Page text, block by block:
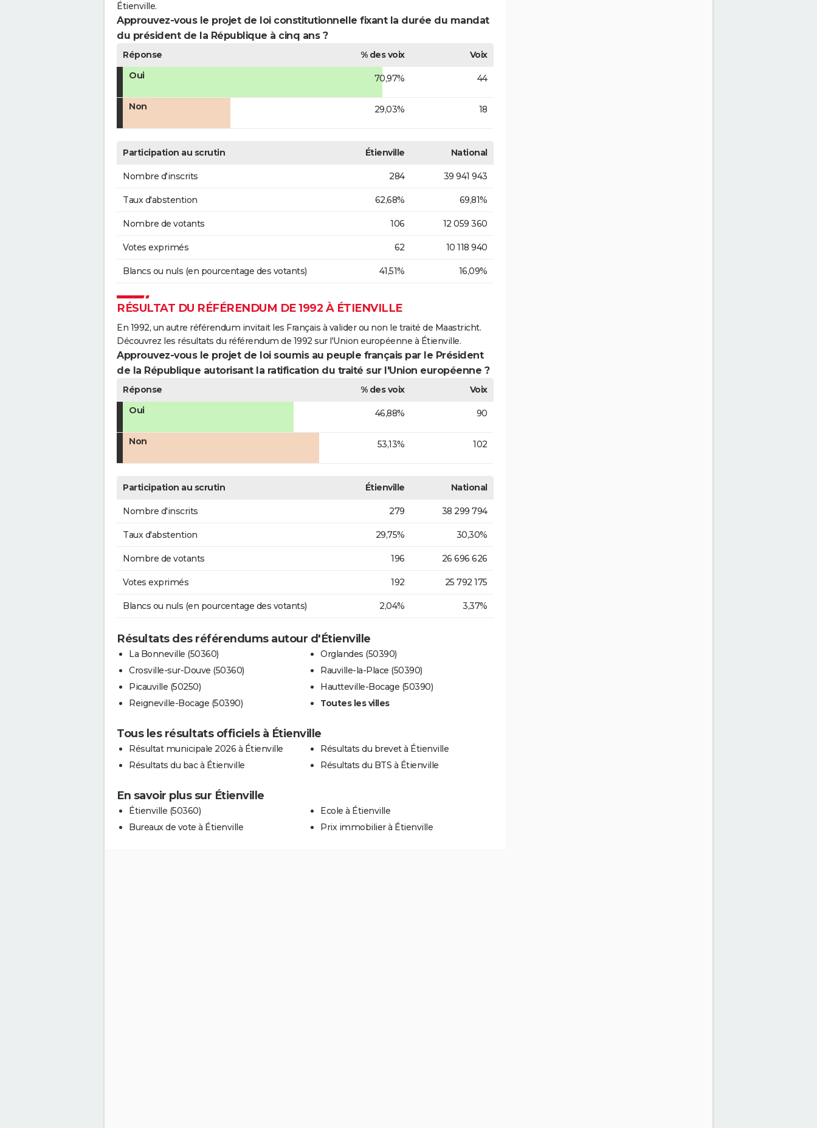
Étienville.
Approuvez-vous le projet de loi constitutionnelle fixant la durée du mandat
du président de la République à cinq ans ?
Réponse % des voix
Voix
Oui
70,97% 44
Non 29,03% 18
Participation au scrutin Étienville National
Nombre d'inscrits 284 39 941 943
Taux d'abstention 62,68% 69,81%
Nombre de votants 106 12 059 360
Votes exprimés 62 10 118 940
Blancs ou nuls (en pourcentage des votants) 41,51% 16,09%
RÉSULTAT DU RÉFÉRENDUM DE 1992 À ÉTIENVILLE
En 1992, un autre référendum invitait les Français à valider ou non le traité de Maastricht.
Découvrez les résultats du référendum de 1992 sur l'Union européenne à Étienville.
Approuvez-vous le projet de loi soumis au peuple français par le Président
de la République autorisant la ratification du traité sur l'Union européenne ?
Réponse % des voix
Voix
Oui
46,88% 90
Non 53,13% 102
Participation au scrutin Étienville National
Nombre d'inscrits 279 38 299 794
Taux d'abstention 29,75% 30,30%
Nombre de votants 196 26 696 626
Votes exprimés 192 25 792 175
Blancs ou nuls (en pourcentage des votants) 2,04% 3,37%
Résultats des référendums autour d'Étienville
La Bonneville (50360)
Crosville-sur-Douve (50360)
Picauville (50250)
Reigneville-Bocage (50390)
Orglandes (50390)
Rauville-la-Place (50390)
Hautteville-Bocage (50390)
Toutes les villes
Tous les résultats officiels à Étienville
Résultat municipale 2026 à Étienville
Résultats du bac à Étienville
Résultats du brevet à Étienville
Résultats du BTS à Étienville
En savoir plus sur Étienville
Étienville (50360)
Bureaux de vote à Étienville
Ecole à Étienville
Prix immobilier à Étienville